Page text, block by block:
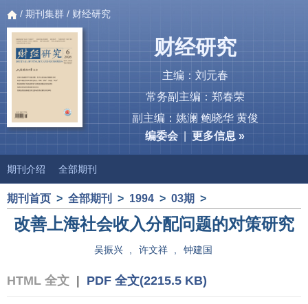
/ 期刊集群 / 财经研究
财经研究
主编：刘元春
常务副主编：郑春荣
副主编：姚澜 鲍晓华 黄俊
编委会|更多信息 »
期刊介绍 全部期刊
期刊首页 > 全部期刊 > 1994 > 03期 >
改善上海社会收入分配问题的对策研究
吴振兴 许文祥 钟建国
HTML 全文 PDF 全文(2215.5 KB)